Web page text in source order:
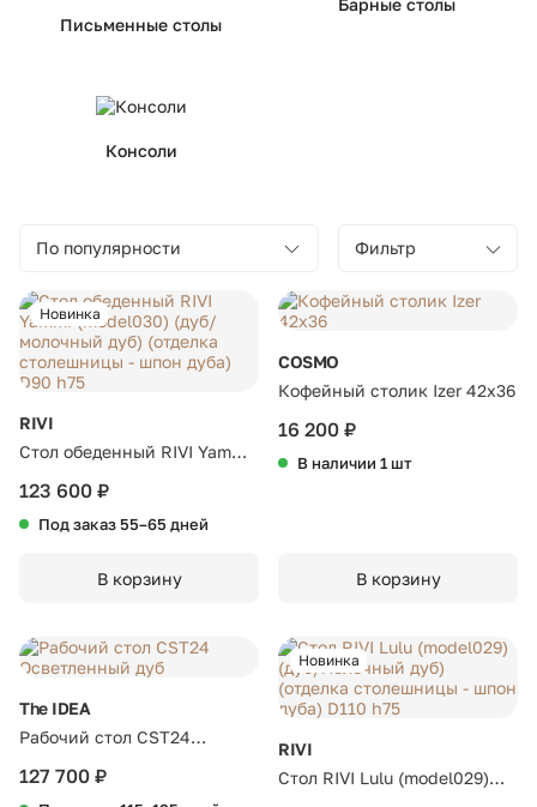
Письменные столы
Барные столы
Консоли
Фильтр
По популярности
Новинка
RIVI
Стол обеденный RIVI Yammi
(model030) (дуб/молочный
шпон дуба) D90 h75
123 600 ₽
Под заказ 55–65 дней
В корзину
COSMO
Кофейный столик Izer 42х36
16 200 ₽
В наличии 1 шт
В корзину
The IDEA
Рабочий стол CST24
Осветленный дуб
127 700 ₽
Новинка
RIVI
Стол RIVI Lulu (model029)